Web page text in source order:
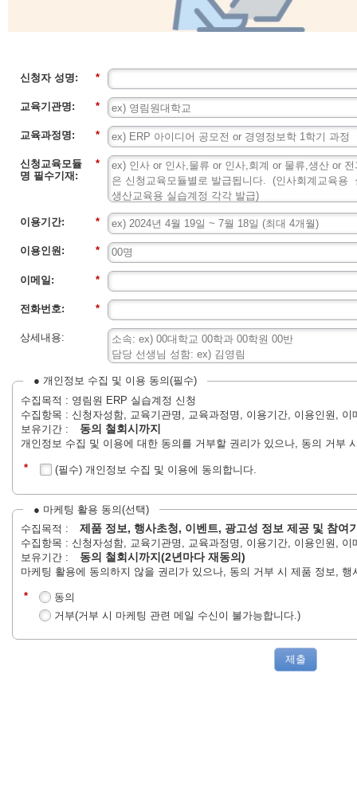
*
신청자 성명:
*
교육기관명:
*
교육과정명:
*
신청교육모듈
명 필수기재:
*
이용기간:
*
이용인원:
*
이메일:
*
전화번호:
상세내용:
● 개인정보 수집 및 이용 동의(필수)
수집목적 : 영림원 ERP 실습계정 신청
수집항목 : 신청자성함, 교육기관명, 교육과정명, 이용기간, 이용인원, 이
보유기간 :
동의 철회시까지
개인정보 수집 및 이용에 대한 동의를 거부할 권리가 있으나, 동의 거부
* (필수) 개인정보 수집 및 이용에 동의합니다.
● 마케팅 활용 동의(선택)
수집목적 :
제품 정보, 행사초청, 이벤트, 광고성 정보 제공 및 참여
수집항목 : 신청자성함, 교육기관명, 교육과정명, 이용기간, 이용인원, 이
보유기간 :
동의 철회시까지(2년마다 재동의)
마케팅 활용에 동의하지 않을 권리가 있으나, 동의 거부 시 제품 정보,
*
동의
거부(거부 시 마케팅 관련 메일 수신이 불가능합니다.)
제출